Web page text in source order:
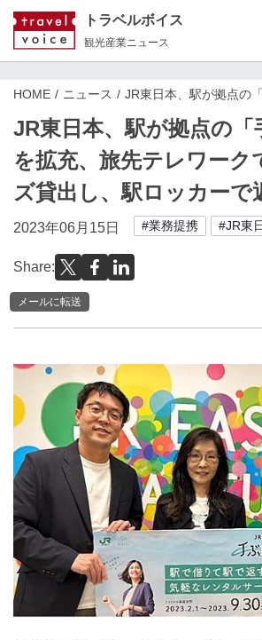
トラベルボイス
観光産業ニュース
HOME ニュース JR東日本、駅が拠点の
JR東日本、駅が拠点の「
を拡充、旅先テレワーク
ズ貸出し、駅ロッカーで
2023年06月15日 #業務提携 #JR東
Share:
メールに転送